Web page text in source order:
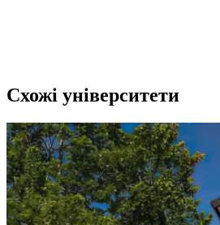
Схожі університети